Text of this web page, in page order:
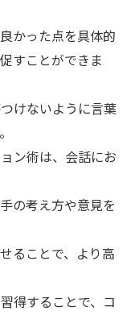
かった点を具体的
すことができま
けないように言葉
ン術は、会話にお
の考え方や意見を
ることで、より高
得することで、コ